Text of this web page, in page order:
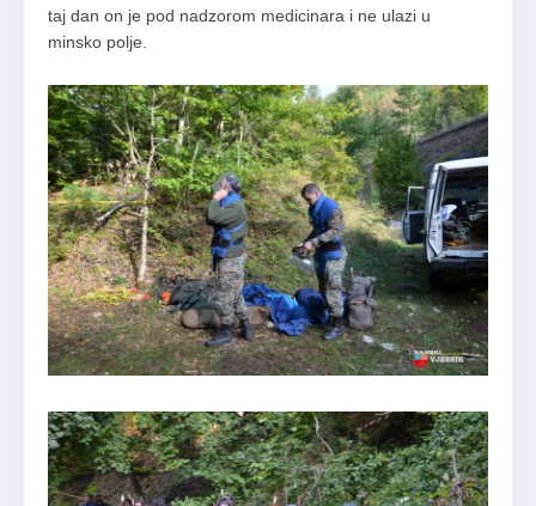
taj dan on je pod nadzorom medicinara i ne ulazi u
minsko polje.